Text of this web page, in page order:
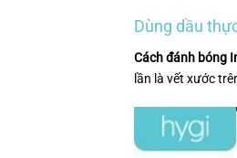
Dùng dầu
Cách đánh bóng
lần là vết xước